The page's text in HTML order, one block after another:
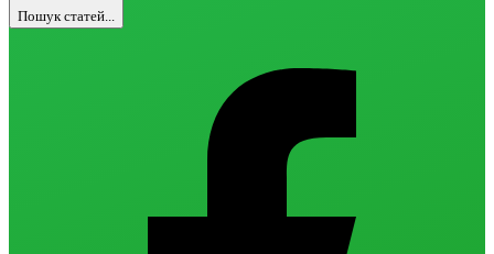
Пошук статей...